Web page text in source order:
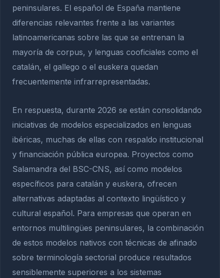
peninsulares. El español de España mantiene
diferencias relevantes frente a las variantes
latinoamericanas sobre las que se entrenan la
mayoría de corpus, y lenguas cooficiales como el
catalán, el gallego o el euskera quedan
frecuentemente infrarrepresentadas.
En respuesta, durante 2026 se están consolidando
iniciativas de modelos especializados en lenguas
ibéricas, muchas de ellas con respaldo institucional
y financiación pública europea. Proyectos como
Salamandra del BSC-CNS, así como modelos
específicos para catalán y euskera, ofrecen
alternativas adaptadas al contexto lingüístico y
cultural español. Para empresas que operan en
entornos multilingües peninsulares, la combinación
de estos modelos nativos con técnicas de afinado
sobre terminología sectorial produce resultados
sensiblemente superiores a los sistemas